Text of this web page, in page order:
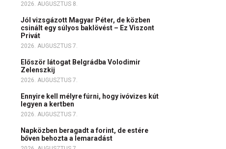
2026. AUGUSZTUS 8.
Jól vizsgázott Magyar Péter, de közben
csinált egy súlyos baklövést – Ez Viszont
Privát
2026. AUGUSZTUS 7.
Először látogat Belgrádba Volodimir
Zelenszkij
2026. AUGUSZTUS 7.
Ennyire kell mélyre fúrni, hogy ivóvizes kút
legyen a kertben
2026. AUGUSZTUS 7.
Napközben beragadt a forint, de estére
bőven behozta a lemaradást